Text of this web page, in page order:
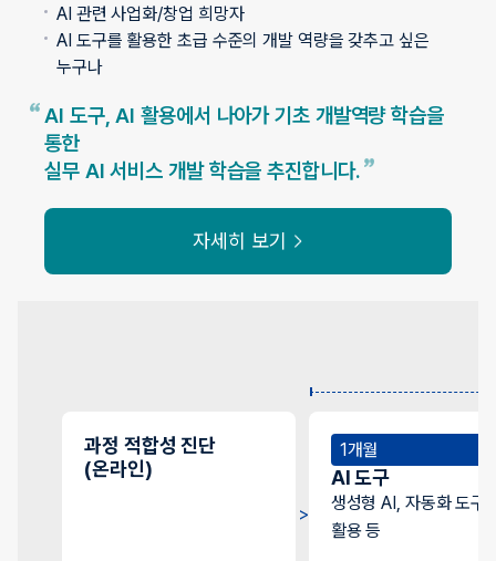
AI 관련 사업화/창업 희망자
AI 도구를 활용한 초급 수준의 개발 역량을 갖추고 싶은
누구나
AI 도구, AI 활용에서 나아가 기초 개발역량 학습을
통한
실무 AI 서비스 개발 학습을 추진합니다.
자세히 보기
과정 적합성 진단
(온라인)
1개월
AI 도구
생성형 AI, 자동화 도구
활용 등